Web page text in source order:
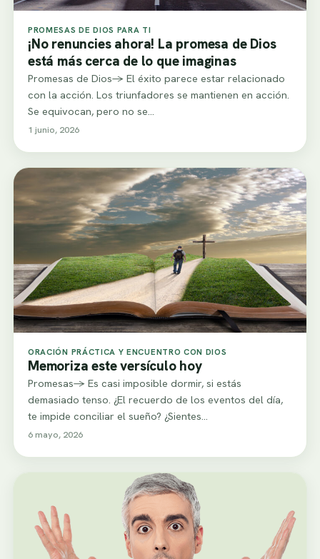
PROMESAS DE DIOS PARA TI
¡No renuncies ahora! La promesa de Dios
está más cerca de lo que imaginas
Promesas de Dios-> El éxito parece estar relacionado
con la acción. Los triunfadores se mantienen en acción.
Se equivocan, pero no se…
1 junio, 2026
ORACIÓN PRÁCTICA Y ENCUENTRO CON DIOS
Memoriza este versículo hoy
Promesas-> Es casi imposible dormir, si estás
demasiado tenso. ¿El recuerdo de los eventos del día,
te impide conciliar el sueño? ¿Sientes…
6 mayo, 2026